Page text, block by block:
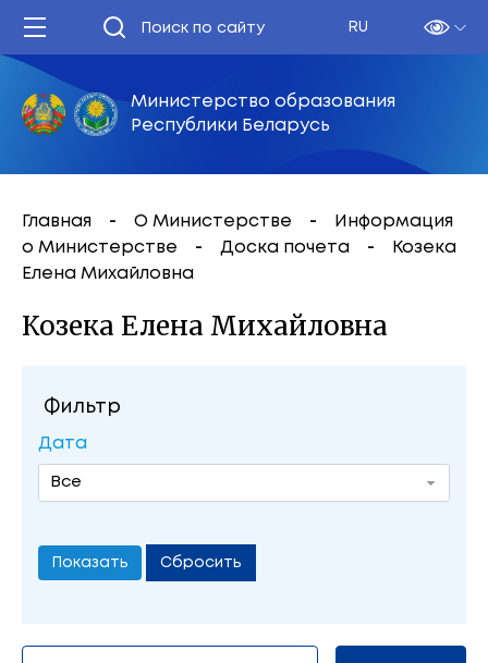
RU
Министерство образования
Республики Беларусь
Главная О Министерстве
Информация
о Министерстве
Доска почета
Козека
Елена Михайловна
Козека Елена Михайловна
Фильтр
Дата
Все
Сбросить